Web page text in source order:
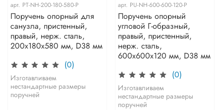
арт. PT-NH-200-180-580-P
Поручень опорный для
санузла, пристенный,
правый, нерж. сталь,
200x180x580 мм, D38 мм
(0)
Изготавливаем
нестандартные размеры
поручней
арт. PU-NH-600-600-120-P
Поручень опорный
угловой Г-образный,
правый, пристенный,
нерж. сталь,
600x600x120 мм, D38 мм
(0)
Изготавливаем
нестандартные размеры
поручней